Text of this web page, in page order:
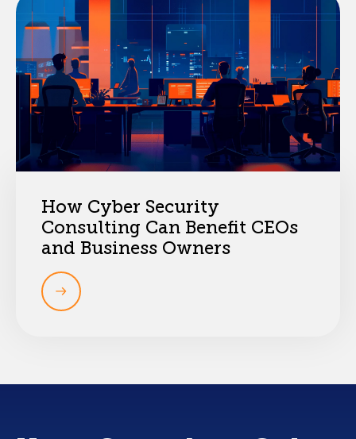
How Cyber Security
Consulting Can Benefit CEOs
and Business Owners